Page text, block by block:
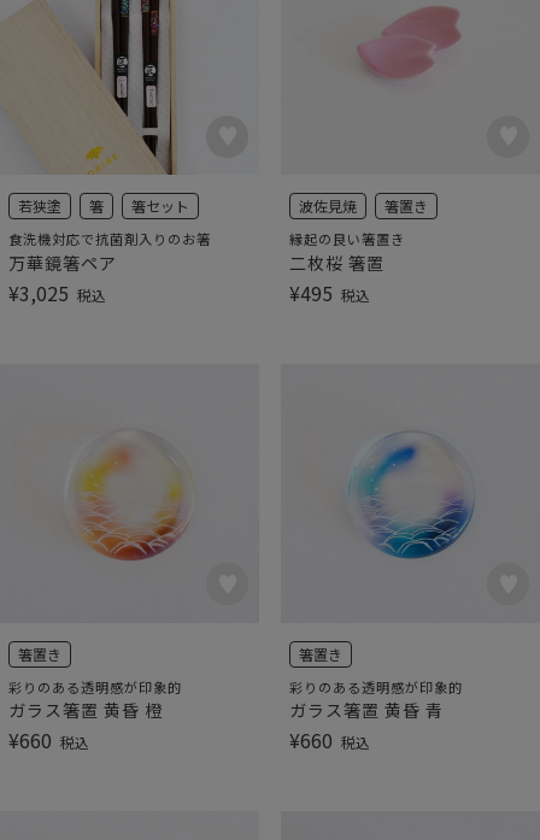
若狭塗 箸 箸セット
食洗機対応で抗菌剤入りのお箸
万華鏡箸ペア
¥3,025 税込
波佐見焼 箸置き
縁起の良い箸置き
二枚桜 箸置
¥495 税込
箸置き
彩りのある透明感が印象的
ガラス箸置 黄昏 橙
¥660 税込
箸置き
彩りのある透明感が印象的
ガラス箸置 黄昏 青
¥660 税込